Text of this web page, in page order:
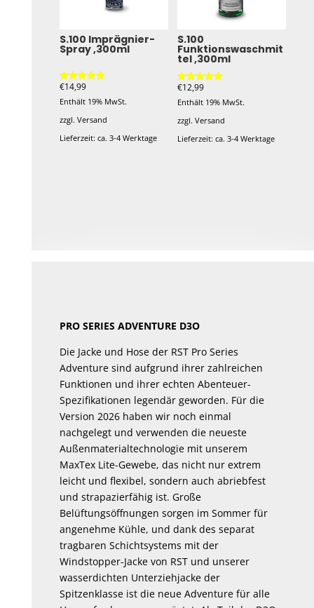
können
der
Produktseite
gewählt
werden
S.100 Imprägnier-
Spray ,300ml
Bewertet mit
von 5
€14,99
Enthält 19% MwSt.
zzgl.Versand
Lieferzeit: ca. 3-4 Werktage
S.100
Funktionswaschmit
tel ,300ml
Bewertet mit
von 5
€12,99
Enthält 19% MwSt.
zzgl. Versand
Lieferzeit: ca. 3-4 Werktage
PRO SERIES ADVENTURE D3O
Die Jacke und Hose der RST Pro Series
Adventure sind aufgrund ihrer zahlreichen
Funktionen und ihrer echten Abenteuer-
Spezifikationen legendär geworden. Für die
Version 2026 haben wir noch einmal
nachgelegt und verwenden die neueste
Außenmaterialtechnologie mit unserem
MaxTex Lite-Gewebe, das nicht nur extrem
leicht und flexibel, sondern auch abriebfest
und strapazierfähig ist. Große
Belüftungsöffnungen sorgen im Sommer für
angenehme Kühle, und dank des separat
tragbaren Schichtsystems mit der
Windstopper-Jacke von RST und unserer
wasserdichten Unterziehjacke der
Spitzenklasse ist die neue Adventure für alle